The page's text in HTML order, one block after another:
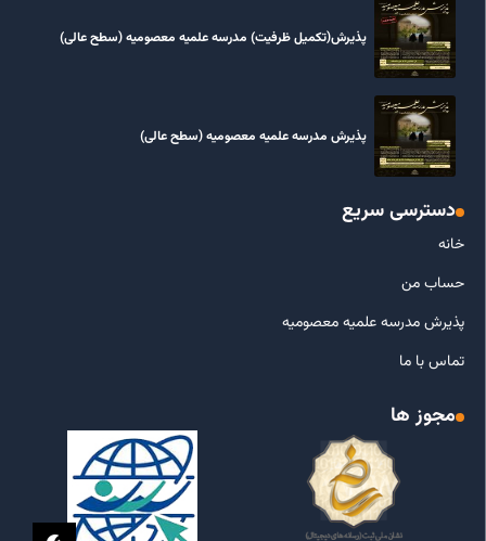
پذیرش(تکمیل ظرفیت) مدرسه علمیه معصومیه‌ (سطح عالی)
پذیرش مدرسه علمیه معصومیه‌ (سطح عالی)
دسترسی سریع
خانه
حساب من
پذیرش مدرسه علمیه معصومیه
تماس با ما
مجوز ها